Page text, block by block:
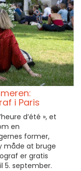
i Paris
d’été », et
en
former,
måde at bruge
er gratis
5. september.